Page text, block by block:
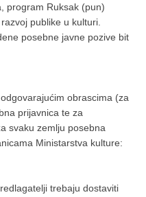
program Ruksak (pun)
publike u kulturi.
posebne javne pozive bit
obrascima (za
prijavnica te za
svaku zemlju posebna
Ministarstva kulture:
trebaju dostaviti